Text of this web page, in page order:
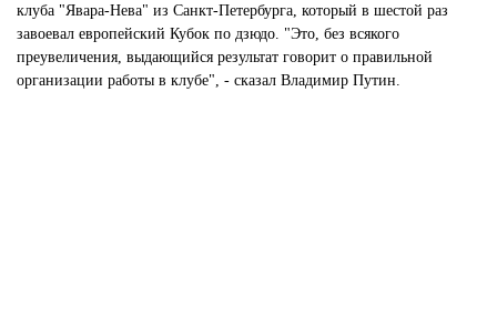
клуба "Явара-Нева" из Санкт-Петербурга, который в шестой раз
завоевал европейский Кубок по дзюдо. "Это, без всякого
преувеличения, выдающийся результат говорит о правильной
организации работы в клубе", - сказал Владимир Путин.